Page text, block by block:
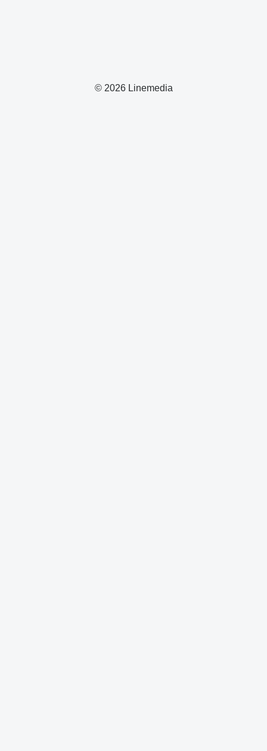
© 2026 Linemedia